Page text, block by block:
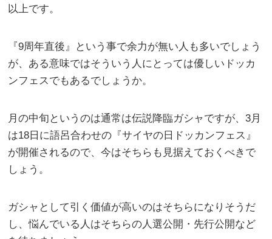
以上です。
『9周年直後』という事で余力が無い人も多いでしょう
が、ある意味ではそういう人にとっては優しいドッカ
ンフェスでもあるでしょうか。
月の中旬というのは通常は伝説降臨ガシャですが、3月
は18日に語呂合わせの『サイヤの日ドッカンフェス』
が開催されるので、今はそちらも見据えておくべきで
しょう。
ガシャとして引く価値が高いのはそちらになりそうだ
し、悩んでいる人はそちらの人選公開・先行公開など